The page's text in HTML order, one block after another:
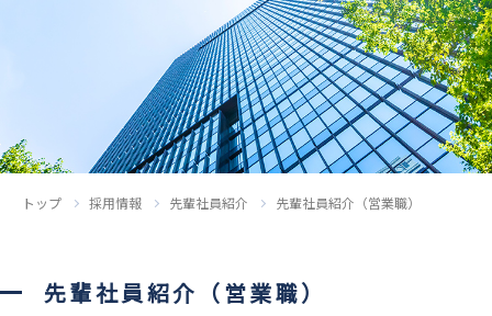
お問い合わせ
トップ 採用情報 先輩社員紹介 先輩社員紹介（営業職）
先輩社員紹介（営業職）